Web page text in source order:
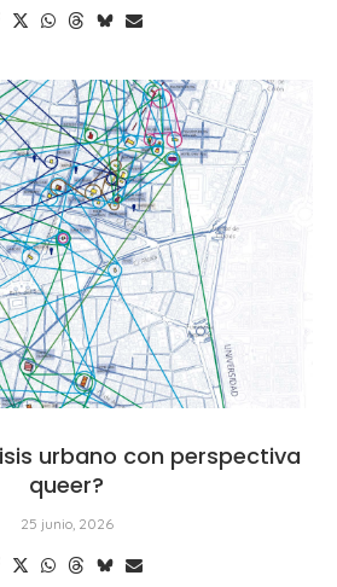
urbano con perspectiva
queer?
25 junio, 2026